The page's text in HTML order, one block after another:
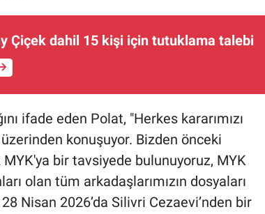
Çiçek dahil 15 kişi için tutuklama talebi
ifade eden Polat, "Herkes kararımızı
konuşuyor. Bizden önceki
bir tavsiyede bulunuyoruz, MYK
olan tüm arkadaşlarımızın dosyaları
Nisan 2026’da Silivri Cezaevi’nden bir